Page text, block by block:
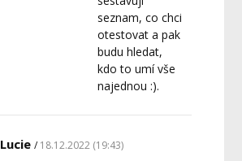
seznam, co chci
otestovat a pak
budu hledat,
kdo to umí vše
najednou :).
Lucie 18.12.2022 (19:43)